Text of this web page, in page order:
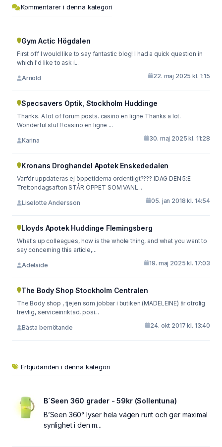
Kommentarer i denna kategori
Gym Actic Högdalen
First off I would like to say fantastic blog! I had a quick question in
which I'd like to ask i...
Arnold 22. maj 2025 kl. 1:15
Specsavers Optik, Stockholm Huddinge
Thanks. A lot of forum posts. casino en ligne Thanks a lot.
Wonderful stuff! casino en ligne ...
Karina 30. maj 2025 kl. 11:28
Kronans Droghandel Apotek Enskededalen
Varför uppdateras ej öppetiderna ordentligt???? IDAG DEN 5:E
Trettondagsafton STÅR ÖPPET SOM VANL...
Liselotte Andersson 05. jan 2018 kl. 14:54
Lloyds Apotek Huddinge Flemingsberg
What's up colleagues, how is the whole thing, and what you want to
say concerning this article,...
Adelaide 19. maj 2025 kl. 17:03
The Body Shop Stockholm Centralen
The Body shop , tjejen som jobbar i butiken (MADELEINE) är otrolig
trevlig, serviceinriktad, posi...
Bästa bemötande 24. okt 2017 kl. 13:40
Erbjudanden i denna kategori
B´Seen 360 grader - 59kr (Sollentuna)
B’Seen 360° lyser hela vägen runt och ger maximal
synlighet i den m...